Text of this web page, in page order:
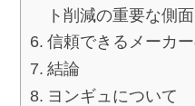
ト削減の重要な側面
信頼できるメーカ
結論
ヨンギュについて